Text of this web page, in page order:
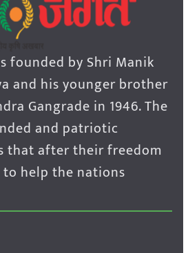
founded by Shri Manik
and his younger brother
Gangrade in 1946. The
and patriotic
that after their freedom
help the nations